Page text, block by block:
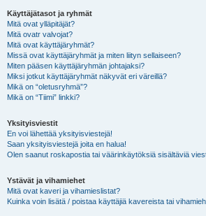
Käyttäjätasot ja ryhmät
Mitä ovat ylläpitäjät?
Mitä ovatr valvojat?
Mitä ovat käyttäjäryhmät?
Missä ovat käyttäjäryhmät ja miten liityn sellaiseen?
Miten pääsen käyttäjäryhmän johtajaksi?
Miksi jotkut käyttäjäryhmät näkyvät eri väreillä?
Mikä on “oletusryhmä”?
Mikä on “Tiimi” linkki?
Yksityisviestit
En voi lähettää yksityisviestejä!
Saan yksityisviestejä joita en halua!
Olen saanut roskapostia tai väärinkäytöksiä sisältäviä
Ystävät ja vihamiehet
Mitä ovat kaveri ja vihamieslistat?
Kuinka voin lisätä / poistaa käyttäjiä kavereista tai